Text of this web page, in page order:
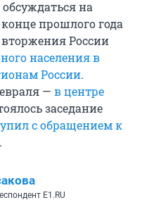
на
прошлого года
России
населения в
России.
— в центре
заседание
с обращением к
.
E1.RU